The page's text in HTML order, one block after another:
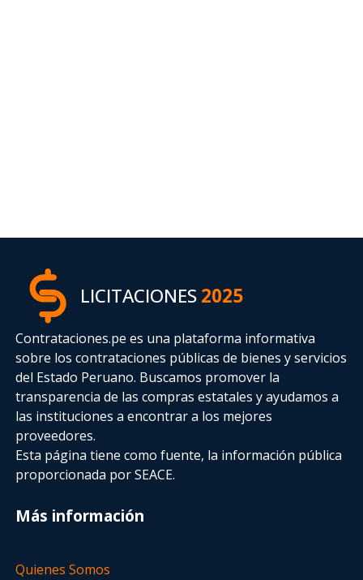
LICITACIONES2025
Contrataciones.pe es una plataforma informativa
sobre los contrataciones públicas de bienes y servicios
del Estado Peruano. Buscamos promover la
transparencia de las compras estatalesy ayudamos a
las instituciones a encontrar a los mejores
proveedores.
Esta página tiene como fuente, la información pública
proporcionada por SEACE.
Más información
Quienes Somos